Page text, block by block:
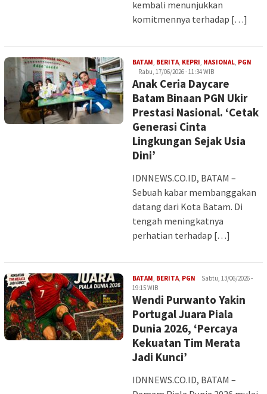
kembali menunjukkan
komitmennya terhadap […]
BATAM, BERITA, KEPRI, NASIONAL, PGN
Rabu, 17/06/2026 - 11:34 WIB
Anak Ceria Daycare
Batam Binaan PGN Ukir
Prestasi Nasional. ‘Cetak
Generasi Cinta
Lingkungan Sejak Usia
Dini’
IDNNEWS.CO.ID, BATAM –
Sebuah kabar membanggakan
datang dari Kota Batam. Di
tengah meningkatnya
perhatian terhadap […]
BATAM, BERITA, PGN Iman
Sabtu, 13/06/2026 -
19:15 WIB
Wendi Purwanto Yakin
Portugal Juara Piala
Dunia 2026, ‘Percaya
Kekuatan Tim Merata
Jadi Kunci’
IDNNEWS.CO.ID, BATAM –